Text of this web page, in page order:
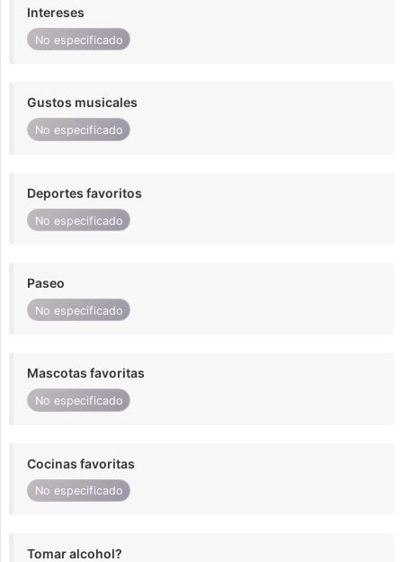
Intereses
No especificado
Gustos musicales
No especificado
Deportes favoritos
No especificado
Paseo
No especificado
Mascotas favoritas
No especificado
Cocinas favoritas
No especificado
Tomar alcohol?